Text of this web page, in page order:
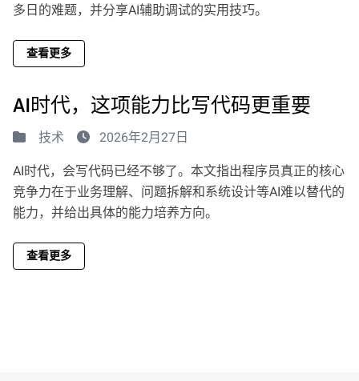
多日的难题，并分享AI辅助调试的实用技巧。
查看更多
AI时代，这项能力比写代码更重要
技术
2026年2月27日
AI时代，会写代码已经不够了。本文指出程序员真正的核心
竞争力在于业务理解、问题拆解和系统设计等AI难以替代的
能力，并给出具体的能力培养方向。
查看更多